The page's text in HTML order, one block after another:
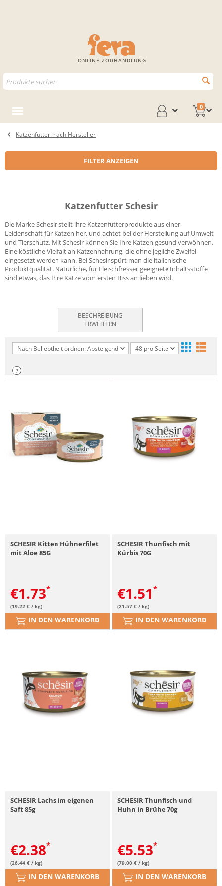
ONLINE-ZOOHANDLUNG
0
Katzenfutter: nach Hersteller
FILTER ANZEIGEN
Katzenfutter Schesir
Die Marke Schesir stellt ihre Katzenfutterprodukte aus einer
Leidenschaft für Katzen her, und achtet bei der Herstellung auf Umwelt
und Tierschutz. Mit Schesir können Sie Ihre Katzen gesund verwöhnen.
Eine köstliche Vielfalt an Katzennahrung, die ohne jegliche Zweifel
eingesetzt werden kann. Bei Schesir spürt man die italienische
Produktqualität. Natürliche, für Fleischfresser geeignete Inhaltsstoffe
sind etwas, das Ihre Katze vom ersten Biss an lieben wird.
BESCHREIBUNG
ERWEITERN
Nach Beliebtheit ordnen: Absteigend 48 pro Seite
?
SCHESIR Kitten Hühnerfilet
mit Aloe 85G
€1.73
(19.22 € / kg)
IN DEN WARENKORB
SCHESIR Thunfisch mit
Kürbis 70G
€1.51
(21.57 € / kg)
IN DEN WARENKORB
SCHESIR Lachs im eigenen
Saft 85g
€2.38
(26.44 € / kg)
IN DEN WARENKORB
SCHESIR Thunfisch und
Huhn in Brühe 70g
€5.53
(79.00 € / kg)
IN DEN WARENKORB